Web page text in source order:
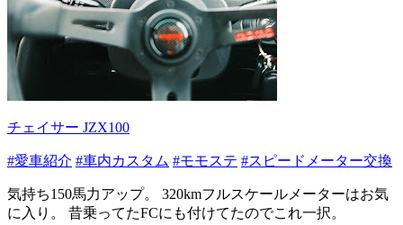
チェイサー JZX100
#愛車紹介 #車内カスタム #モモステ #スピードメーター交換
気持ち150馬力アップ。 320kmフルスケールメーターはお気
に入り。 昔乗ってたFCにも付けてたのでこれ一択。